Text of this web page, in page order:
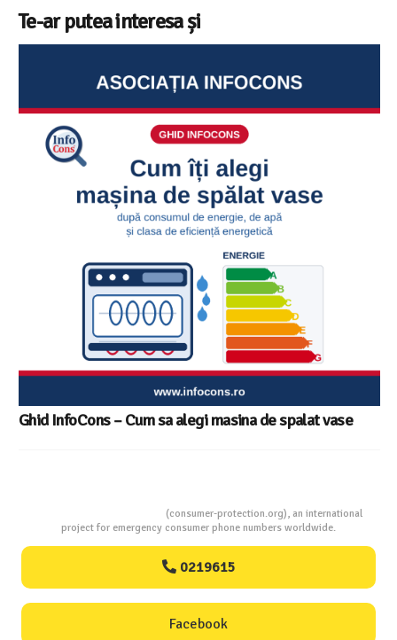
Te-ar putea interesa și
Sunetul la televizor- 8 sfaturi utile ca să auzi clar fiecare
replică – ghid InfoCons
(consumer-protection.org), an international
project for emergency consumer phone numbers worldwide.
0219615
Facebook